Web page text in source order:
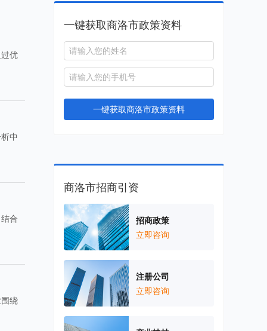
优
中
合
绕
一键获取商洛市政策资料
一键获取商洛市政策资料
商洛市招商引资
招商政策
立即咨询
注册公司
立即咨询